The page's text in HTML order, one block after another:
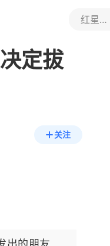
红星新闻
定拔
关注